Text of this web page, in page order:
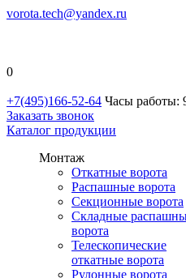
vorota.tech@yandex.ru
0
+7(495)166-52-64 Часы работы:
Заказать звонок
Каталог продукции
Монтаж
Откатные ворота
Распашные ворота
Секционные ворота
Складные
ворота
Телескопические
откатные ворота
Рулонные ворота